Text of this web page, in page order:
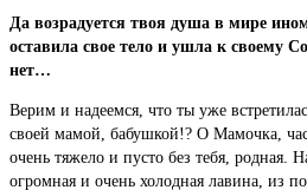
Да возрадуется твоя душа в мире
оставила свое тело и ушла к своему
нет…
Верим и надеемся, что ты уже
своей мамой, бабушкой!? О Мамочка,
очень тяжело и пусто без тебя, родная.
огромная и очень холодная лавина, из